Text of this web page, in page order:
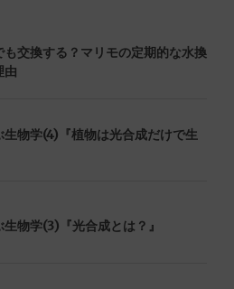
も交換する？マリモの定期的な水換
由
生物学(4)『植物は光合成だけで生
物学(3)『光合成とは？』